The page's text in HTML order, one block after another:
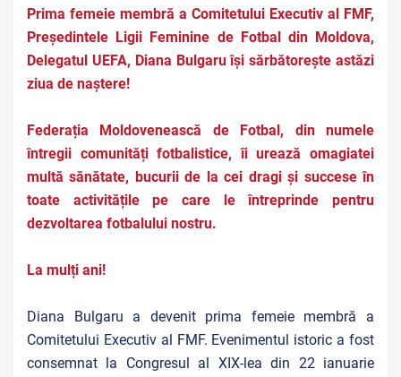
Prima femeie membră a Comitetului Executiv al FMF,
Președintele Ligii Feminine de Fotbal din Moldova,
Delegatul UEFA, Diana Bulgaru își sărbătorește astăzi
ziua de naștere!
Federația Moldovenească de Fotbal, din numele
întregii comunități fotbalistice, îi urează omagiatei
multă sănătate, bucurii de la cei dragi și succese în
toate activitățile pe care le întreprinde pentru
dezvoltarea fotbalului nostru.
La mulți ani!
Diana Bulgaru a devenit prima femeie membră a
Comitetului Executiv al FMF. Evenimentul istoric a fost
consemnat la Congresul al XIX-lea din 22 ianuarie